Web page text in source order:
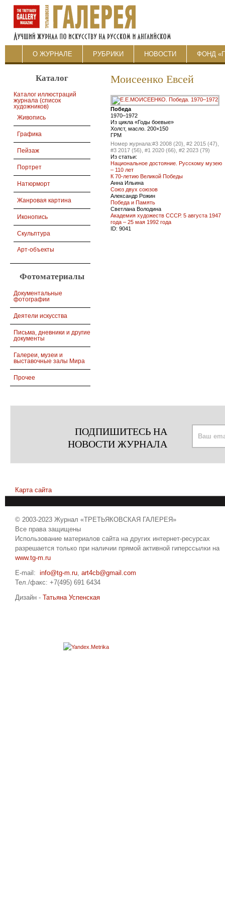
О ЖУРНАЛЕ РУБРИКИ НОВОСТИ ФОНД
Каталог
Каталог иллюстраций
журнала (список
художников)
Живопись
Графика
Пейзаж
Портрет
Натюрморт
Жанровая картина
Иконопись
Скульптура
Арт-объекты
Фотоматериалы
Документальные
фотографии
Деятели искусства
Письма, дневники и другие
документы
Галереи, музеи и
выставочные залы Мира
Прочее
Моисеенко Евсей
Победа
1970–1972
Из цикла «Годы боевые»
Холст, масло. 200×150
ГРМ
Номер журнала:#3 2008 (20), #2 2015 (47),
#3 2017 (56), #1 2020 (66), #2 2023 (79)
Из статьи:
Национальное достояние. Русскому музею
– 110 лет
К 70-летию Великой Победы
Анна Ильина
Союз двух союзов
Александр Рожин
Победа и Память
Светлана Володина
Академия художеств СССР. 5 августа 1947
года – 25 мая 1992 года
ID: 9041
ПОДПИШИТЕСЬ НА
НОВОСТИ ЖУРНАЛА
Карта сайта
© 2003-2023 Журнал «ТРЕТЬЯКОВСКАЯ ГАЛЕРЕЯ»
Все права защищены
Использование материалов сайта на других интернет-ресурсах
разрешается только при наличии прямой активной гиперссылки на
www.tg-m.ru
E-mail: info@tg-m.ru, art4cb@gmail.com
Тел./факс: +7(495) 691 6434
Дизайн - Татьяна Успенская